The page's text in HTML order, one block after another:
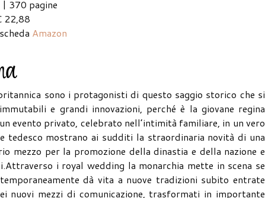
370 pagine
22,88
Amazon
sono i protagonisti di questo saggio storico che si
e grandi innovazioni, perché è la giovane regina
evento privato, celebrato nell’intimità familiare, in un vero
mostrano ai sudditi la straordinaria novità di una
mezzo per la promozione della dinastia e della nazione e
i royal wedding la monarchia mette in scena se
dà vita a nuove tradizioni subito entrate
nuovi mezzi di comunicazione, trasformati in importante